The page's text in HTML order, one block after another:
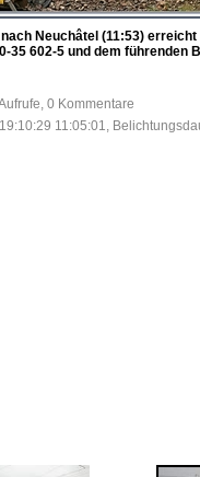
Neuchâtel (11:53)
35 602-5 und dem führenden
0 Kommentare
11:05:01,